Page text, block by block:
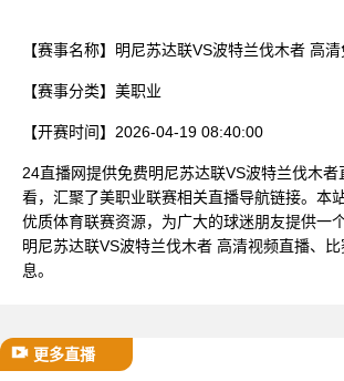
【赛事名称】 明尼苏达联VS波特兰伐木者 高
【赛事分类】 美职业
【开赛时间】 2026-04-19 08:40:00
24直播网提供免费明尼苏达联VS波特兰伐木者
看，汇聚了美职业联赛相关直播导航链接。本
优质体育联赛资源，为广大的球迷朋友提供一
明尼苏达联VS波特兰伐木者 高清视频直播、
息。
更多直播